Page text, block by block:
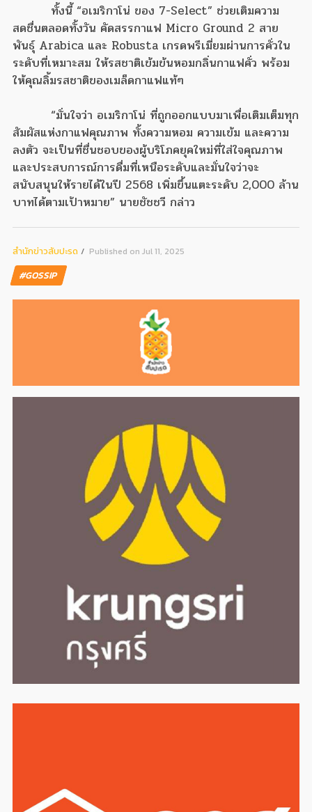
ทั้งนี้ “อเมริกาโน่ ของ 7-Select” ช่วยเติมความ
สดชื่นตลอดทั้งวัน คัดสรรกาแฟ Micro Ground 2 สาย
พันธุ์ Arabica และ Robusta เกรดพรีเมี่ยมผ่านการคั่วใน
ระดับที่เหมาะสม ให้รสชาติเข้มข้นหอมกลิ่นกาแฟคั่ว พร้อม
ให้คุณลิ้มรสชาติของเมล็ดกาแฟแท้ๆ
“มั่นใจว่า อเมริกาโน่ ที่ถูกออกแบบมาเพื่อเติมเต็มทุก
สัมผัสแห่งกาแฟคุณภาพ ทั้งความหอม ความเข้ม และความ
ลงตัว จะเป็นที่ชื่นชอบของผู้บริโภคยุคใหม่ที่ใส่ใจคุณภาพ
และประสบการณ์การดื่มที่เหนือระดับและมั่นใจว่าจะ
สนับสนุนให้รายได้ในปี 2568 เพิ่มขึ้นแตะระดับ 2,000 ล้าน
บาทได้ตามเป้าหมาย” นายชัชชวี กล่าว
สํานักข่าวสับปะรด Published on Jul 11, 2025
#GOSSIP